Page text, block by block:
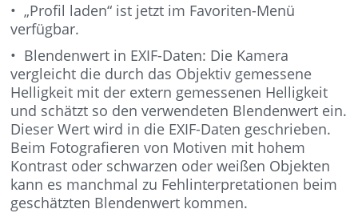
• „Profil laden“ ist jetzt im Favoriten-Menü
verfügbar.
• Blendenwert in EXIF-Daten: Die Kamera
vergleicht die durch das Objektiv gemessene
Helligkeit mit der extern gemessenen Helligkeit
und schätzt so den verwendeten Blendenwert ein.
Dieser Wert wird in die EXIF-Daten geschrieben.
Beim Fotografieren von Motiven mit hohem
Kontrast oder schwarzen oder weißen Objekten
kann es manchmal zu Fehlinterpretationen beim
geschätzten Blendenwert kommen.